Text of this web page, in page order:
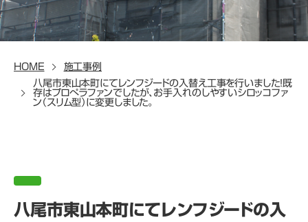
HOME
施工事例
八尾市東山本町にてレンフジードの入替え工事を行いました！既
存はプロぺラファンでしたが、お手入れのしやすいシロッコファ
ン（スリム型）に変更しました。
八尾市東山本町にてレンフジードの入